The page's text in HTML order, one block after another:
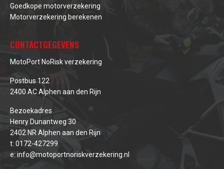
Goedkope motorverzekering
Motorverzekering berekenen
CONTACTGEGEVENS
MotoPort NoRisk verzekering
Postbus 122
2400 AC Alphen aan den Rijn
Bezoekadres
Henry Dunantweg 30
2402 NR Alphen aan den Rijn
t: 0172-427299
e: info@motoportnoriskverzekering.nl